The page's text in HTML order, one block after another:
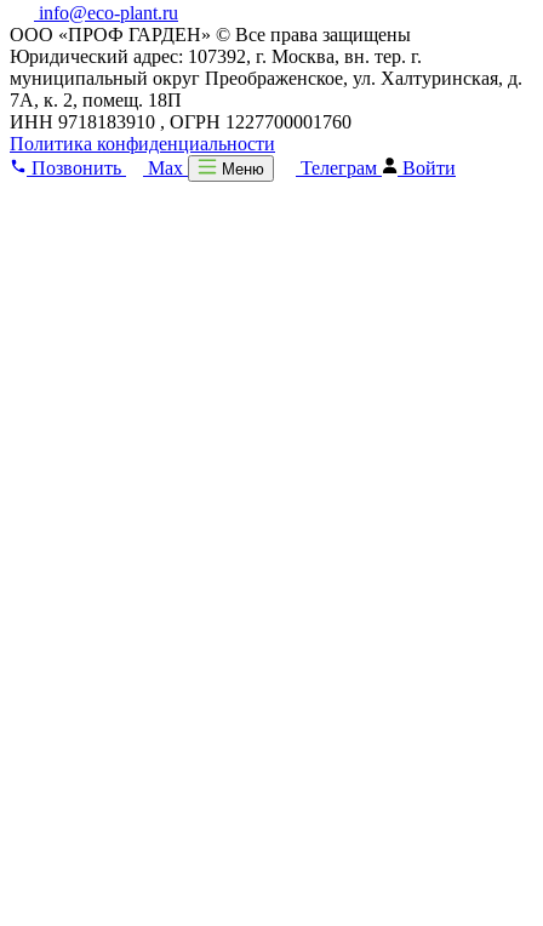
info@eco-plant.ru
ООО «ПРОФ ГАРДЕН» © Все права защищены
Юридический адрес: 107392, г. Москва, вн. тер. г.
муниципальный округ Преображенское, ул. Халтуринская, д.
7А, к. 2, помещ. 18П
ИНН 9718183910 , ОГРН 1227700001760
Политика конфиденциальности
Позвонить
Max Меню Телеграм Войти